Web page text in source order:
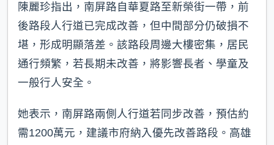
陳麗珍指出，南屏路自華夏路至新榮街一帶，前
後路段人行道已完成改善，但中間部分仍破損不
堪，形成明顯落差。該路段周邊大樓密集，居民
通行頻繁，若長期未改善，將影響長者、學童及
一般行人安全。
她表示，南屏路兩側人行道若同步改善，預估約
需1200萬元，建議市府納入優先改善路段。高雄